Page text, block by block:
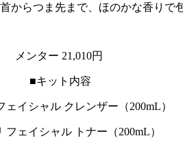
らつま先まで、ほのかな香りで
メンター 21,010円
■キット内容
ェイシャル クレンザー（200mL）
フェイシャル トナー（200mL）